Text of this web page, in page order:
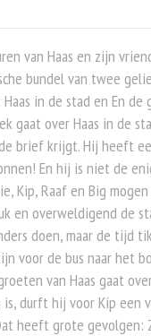
van Haas en zijn
bundel van twee
in de stad en En de
gaat over Haas in de
brief krijgt. Hij heeft
En hij is niet de
Kip, Raaf en Big
en overweldigend de
doen, maar de tijd
voor de bus naar het
van Haas gaat
is, durft hij voor Kip een
heeft grote gevolgen: